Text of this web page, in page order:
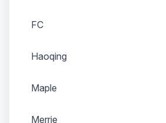
FC
Haoqing
Maple
Merrie